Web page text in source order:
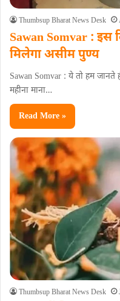
Thumbsup Bharat News Desk
Sawan Somvar : इस
मिलेगा असीम पुण्य
Sawan Somvar : ये तो हम जानते
महीना माना…
Read More »
Thumbsup Bharat News Desk